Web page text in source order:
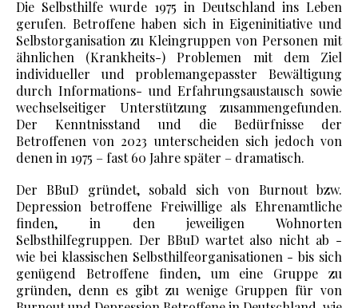
Die Selbsthilfe wurde 1975 in Deutschland ins Leben
gerufen. Betroffene haben sich in Eigeninitiative und
Selbstorganisation zu Kleingruppen von Personen mit
ähnlichen (Krankheits-) Problemen mit dem Ziel
individueller und problemangepasster Bewältigung
durch Informations- und Erfahrungsaustausch sowie
wechselseitiger Unterstützung zusammengefunden.
Der Kenntnisstand und die Bedürfnisse der
Betroffenen von 2023 unterscheiden sich jedoch von
denen in 1975 – fast 60 Jahre später – dramatisch.
Der BBuD gründet, sobald sich von Burnout bzw.
Depression betroffene Freiwillige als Ehrenamtliche
finden, in den jeweiligen Wohnorten
Selbsthilfegruppen. Der BBuD wartet also nicht ab -
wie bei klassischen Selbsthilfeorganisationen - bis sich
genügend Betroffene finden, um eine Gruppe zu
gründen, denn es gibt zu wenige Gruppen für von